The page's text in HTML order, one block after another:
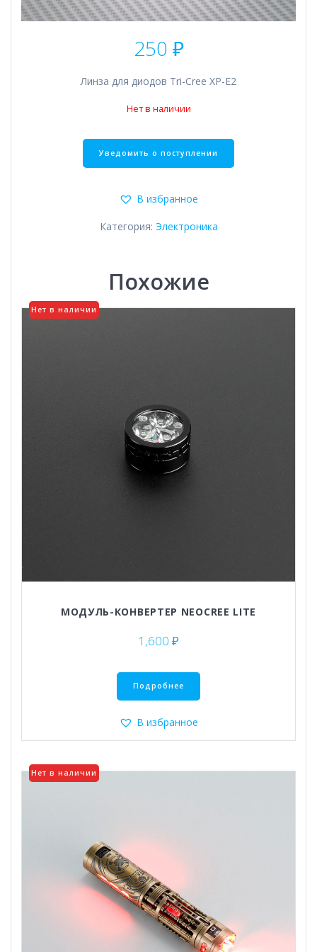
250 ₽
Линза для диодов Tri-Cree XP-E2
Нет в наличии
В избранное
Категория: Электроника
Похожие
Нет в наличии
МОДУЛЬ-КОНВЕРТЕР NEOCREE LITE
1,600 ₽
Подробнее
В избранное
Нет в наличии